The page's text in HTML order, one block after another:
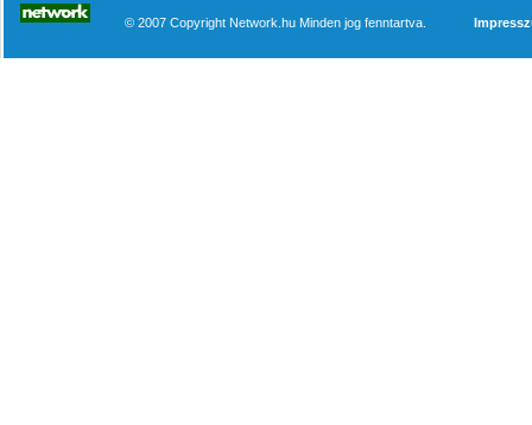
© 2007 Copyright Network.hu Minden jog fenntartva.